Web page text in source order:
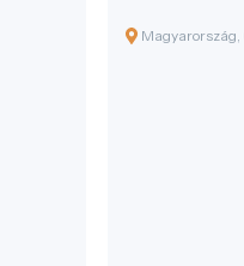
Magyarország,